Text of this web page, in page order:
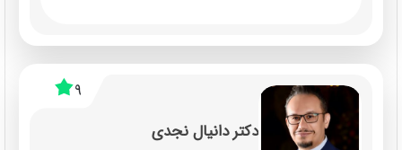
9
دکتر دانیال نجدی